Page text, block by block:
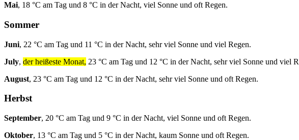
Mai, 18 °C am Tag und 8 °C in der Nacht, viel Sonne und oft Regen.
Sommer
Juni, 22 °C am Tag und 11 °C in der Nacht, sehr viel Sonne und viel Regen.
July, der heißeste Monat, 23 °C am Tag und 12 °C in der Nacht, sehr viel Sonne und viel
August, 23 °C am Tag und 12 °C in der Nacht, sehr viel Sonne und oft Regen.
Herbst
September, 20 °C am Tag und 9 °C in der Nacht, viel Sonne und oft Regen.
Oktober, 13 °C am Tag und 5 °C in der Nacht, kaum Sonne und oft Regen.